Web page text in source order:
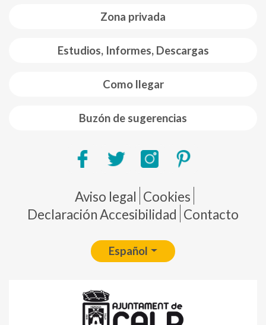
Zona privada
Estudios, Informes, Descargas
Como llegar
Buzón de sugerencias
Pie de página
Aviso legal Cookies
Declaración Accesibilidad Contacto
Español